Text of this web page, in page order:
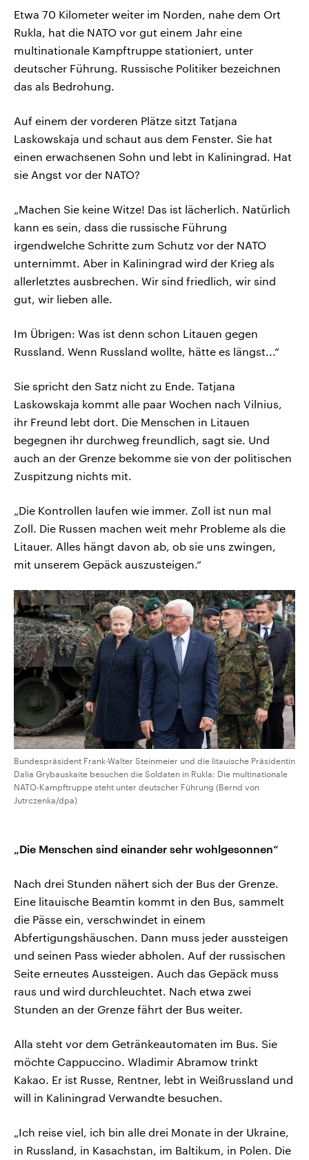
Etwa 70 Kilometer weiter im Norden, nahe dem Ort
Rukla, hat die NATO vor gut einem Jahr eine
multinationale Kampftruppe stationiert, unter
deutscher Führung. Russische Politiker bezeichnen
das als Bedrohung.
Auf einem der vorderen Plätze sitzt Tatjana
Laskowskaja und schaut aus dem Fenster. Sie hat
einen erwachsenen Sohn und lebt in Kaliningrad. Hat
sie Angst vor der NATO?
„Machen Sie keine Witze! Das ist lächerlich. Natürlich
kann es sein, dass die russische Führung
irgendwelche Schritte zum Schutz vor der NATO
unternimmt. Aber in Kaliningrad wird der Krieg als
allerletztes ausbrechen. Wir sind friedlich, wir sind
gut, wir lieben alle.
Im Übrigen: Was ist denn schon Litauen gegen
Russland. Wenn Russland wollte, hätte es längst...“
Sie spricht den Satz nicht zu Ende. Tatjana
Laskowskaja kommt alle paar Wochen nach Vilnius,
ihr Freund lebt dort. Die Menschen in Litauen
begegnen ihr durchweg freundlich, sagt sie. Und
auch an der Grenze bekomme sie von der politischen
Zuspitzung nichts mit.
„Die Kontrollen laufen wie immer. Zoll ist nun mal
Zoll. Die Russen machen weit mehr Probleme als die
Litauer. Alles hängt davon ab, ob sie uns zwingen,
mit unserem Gepäck auszusteigen.“
Bundespräsident Frank-Walter Steinmeier und die litauische Präsidentin
Dalia Grybauskaite besuchen die Soldaten in Rukla: Die multinationale
NATO-Kampftruppe steht unter deutscher Führung (Bernd von
Jutrczenka/dpa)
„Die Menschen sind einander sehr wohlgesonnen“
Nach drei Stunden nähert sich der Bus der Grenze.
Eine litauische Beamtin kommt in den Bus, sammelt
die Pässe ein, verschwindet in einem
Abfertigungshäuschen. Dann muss jeder aussteigen
und seinen Pass wieder abholen. Auf der russischen
Seite erneutes Aussteigen. Auch das Gepäck muss
raus und wird durchleuchtet. Nach etwa zwei
Stunden an der Grenze fährt der Bus weiter.
Alla steht vor dem Getränkeautomaten im Bus. Sie
möchte Cappuccino. Wladimir Abramow trinkt
Kakao. Er ist Russe, Rentner, lebt in Weißrussland und
will in Kaliningrad Verwandte besuchen.
„Ich reise viel, ich bin alle drei Monate in der Ukraine,
in Russland, in Kasachstan, im Baltikum, in Polen. Die